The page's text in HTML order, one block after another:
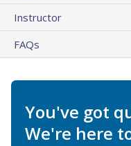
Instructor
FAQs
You've got
We're here